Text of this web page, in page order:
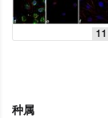
11
种属